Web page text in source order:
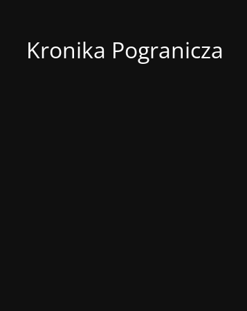
Kronika Pogranicza